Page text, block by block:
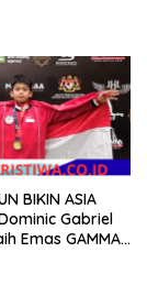
BIKIN ASIA
Gabriel
Emas GAMMA